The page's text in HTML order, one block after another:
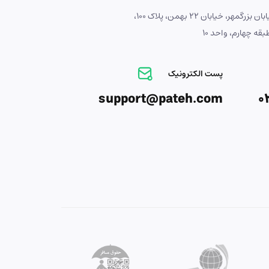
آدرس : اصفهان، خیابان بزرگمهر، خیابان 22 بهمن، پلاک 100،
چهارم، واحد 10
پست الکترونیک
support@pateh.com